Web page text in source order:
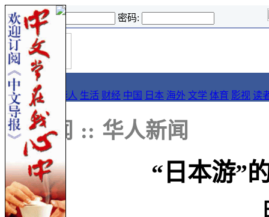
登录名: 密码:
首
页
导报
要闻 论坛 华人 生活 财经 中国 日本 海外 文学 体育 影视 读
:: 新闻 :: 华人新闻
“日本游”